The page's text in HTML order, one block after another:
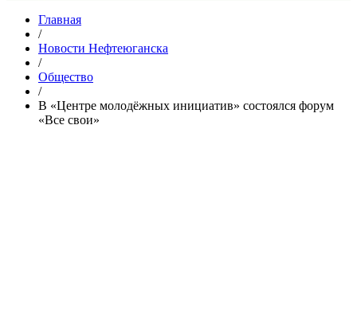
Главная
/
Новости Нефтеюганска
/
Общество
/
В «Центре молодёжных инициатив» состоялся форум
«Все свои»